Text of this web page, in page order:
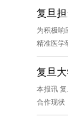
复旦
为积极响
精准医学
复旦
本报讯
合作现状